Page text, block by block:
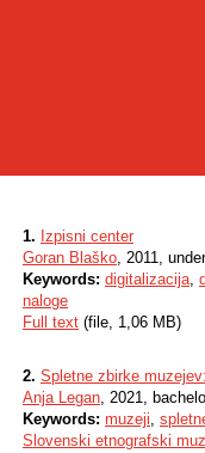
1. Izpisni center
Goran Blaško, 2011,
Keywords: digitalizacija,
naloge
Full text (file, 1,06 MB)
2. Spletne zbirke
Anja Legan, 2021,
Keywords: muzeji,
Slovenski etnografski